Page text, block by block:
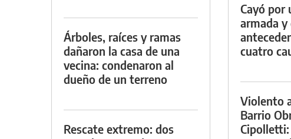
Árboles, raíces y ramas
dañaron la casa de una
vecina: condenaron al
dueño de un terreno
Rescate extremo: dos
Cayó por
armada
cuatro
Violento
Barrio